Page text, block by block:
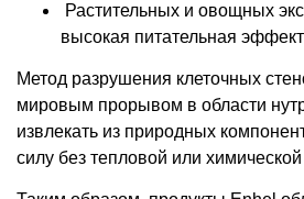
Растительных и овощных
высокая питательная
Метод разрушения клеточных
мировым прорывом в области
извлекать из природных
силу без тепловой или